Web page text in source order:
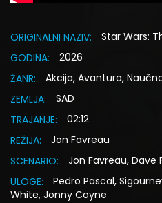
ORIGINALNI NAZIV:
Star Wars:
GODINA:
2026
ŽANR:
Akcija, Avantura,
ZEMLJA:
SAD
TRAJANJE:
02:12
REŽIJA:
Jon Favreau
SCENARIO:
Jon Favreau, Dave
ULOGE:
Pedro Pascal,
White, Jonny Coyne